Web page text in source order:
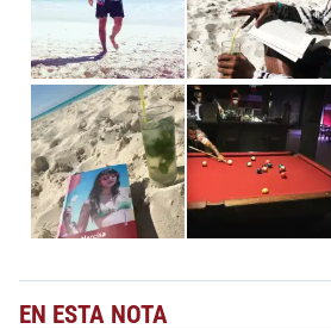
EN ESTA NOTA